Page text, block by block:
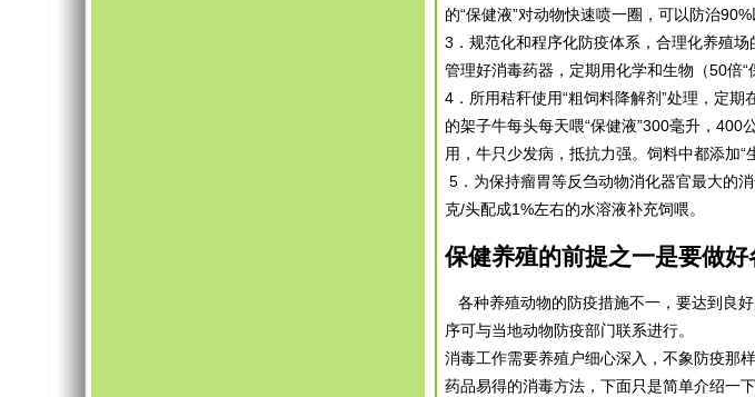
的“保健液”对动物快速喷一圈，可以防治
3．规范化和程序化防疫体系，合理化养殖
管理好消毒药器，定期用化学和生物（50倍“
4．所用秸秆使用“粗饲料降解剂”处理，定
的架子牛每头每天喂“保健液”300毫升，400
用，牛只少发病，抵抗力强。饲料中都添加“
5．为保持瘤胃等反刍动物消化器官最大的
克/头配成1%左右的水溶液补充饲喂。
保健养殖的前提之一是要做
各种养殖动物的防疫措施不一，要达到良
序可与当地动物防疫部门联系进行。
消毒工作需要养殖户细心深入，不象防疫那
药品易得的消毒方法，下面只是简单介绍一下